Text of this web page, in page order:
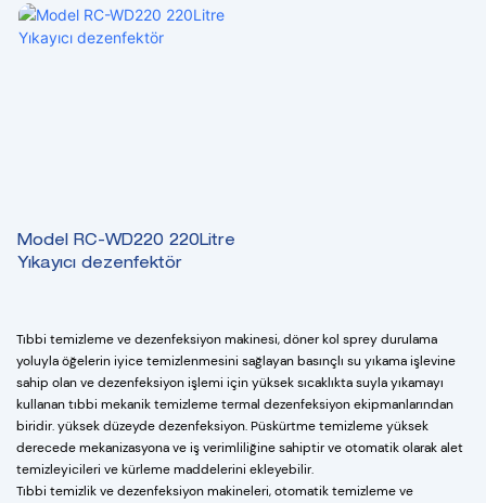
Model RC-WD220 220Litre
Yıkayıcı dezenfektör
Tıbbi temizleme ve dezenfeksiyon makinesi, döner kol sprey durulama
yoluyla öğelerin iyice temizlenmesini sağlayan basınçlı su yıkama işlevine
sahip olan ve dezenfeksiyon işlemi için yüksek sıcaklıkta suyla yıkamayı
kullanan tıbbi mekanik temizleme termal dezenfeksiyon ekipmanlarından
biridir. yüksek düzeyde dezenfeksiyon. Püskürtme temizleme yüksek
derecede mekanizasyona ve iş verimliliğine sahiptir ve otomatik olarak alet
temizleyicileri ve kürleme maddelerini ekleyebilir.
Tıbbi temizlik ve dezenfeksiyon makineleri, otomatik temizleme ve